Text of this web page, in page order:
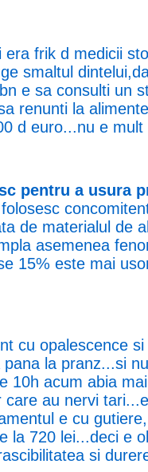
frik d medicii
smaltul
e sa consulti un
renunti la
d euro...nu e
pentru a usura
de materialul de
asemenea
15% este mai
cu opalescence
la pranz...si
10h acum abia
au nervi
e cu
la 720 lei...deci e
si